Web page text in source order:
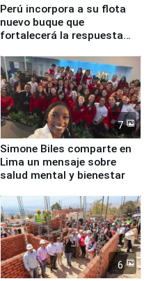
Perú incorpora a su flota
nuevo buque que
fortalecerá la respuesta
7
Simone Biles comparte en
Lima un mensaje sobre
salud mental y bienestar
6